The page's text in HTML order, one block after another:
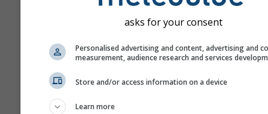
asks for your consent
Personalised advertising and content, advertising and
measurement, audience research and services
Store and/or access information on a device
Learn more